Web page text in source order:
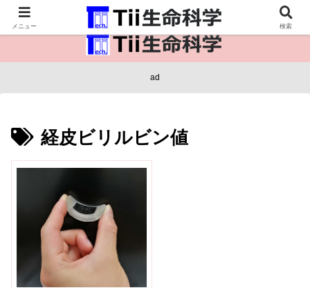
医療保健・生命・生物の情報インフラ。
ad
経皮ビリルビン値
メニュー 検索